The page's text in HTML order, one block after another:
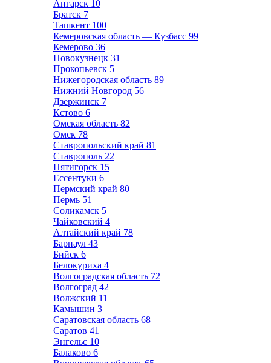
Ангарск 10
Братск 7
Ташкент 100
Кемеровская область — Кузбасс 99
Кемерово 36
Новокузнецк 31
Прокопьевск 5
Нижегородская область 89
Нижний Новгород 56
Дзержинск 7
Кстово 6
Омская область 82
Омск 78
Ставропольский край 81
Ставрополь 22
Пятигорск 15
Ессентуки 6
Пермский край 80
Пермь 51
Соликамск 5
Чайковский 4
Алтайский край 78
Барнаул 43
Бийск 6
Белокуриха 4
Волгоградская область 72
Волгоград 42
Волжский 11
Камышин 3
Саратовская область 68
Саратов 41
Энгельс 10
Балаково 6